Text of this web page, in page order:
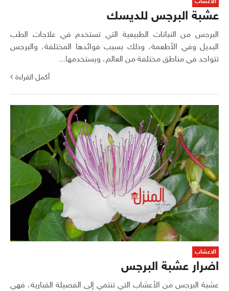
الاعشاب
عشبة البرجس للديسك
البرجس من النباتات الطبيعية التي تستخدم في علاجات الطب
البديل وفي الأطعمة، وذلك بسبب فوائدها المختلفة، والبرجس
تتواجد في مناطق مختلفة من العالم، ويستخدمها...
أكمل القراءة
الاعشاب
اضرار عشبة البرجس
عشبة البرجس من الأعشاب التي تنتمي إلى الفصيلة القبارية، فهي